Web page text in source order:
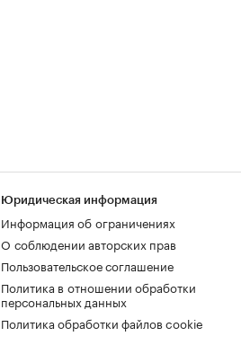
Юридическая информация
Информация об ограничениях
О соблюдении авторских прав
Пользовательское соглашение
Политика в отношении обработки
персональных данных
Политика обработки файлов cookie